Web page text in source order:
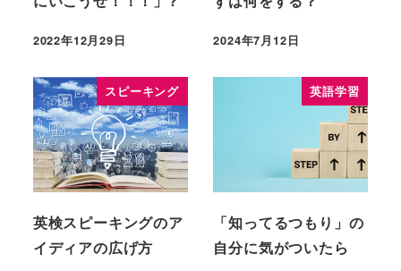
2022年12月29日 2024年7月12日
スピーキング
英検スピーキングのア
イディアの広げ方
英語学習
「知ってるつもり」の
自分に気がついたら